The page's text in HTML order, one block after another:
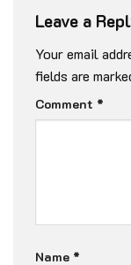
Leave a
Your email
fields are
Comment *
Name *